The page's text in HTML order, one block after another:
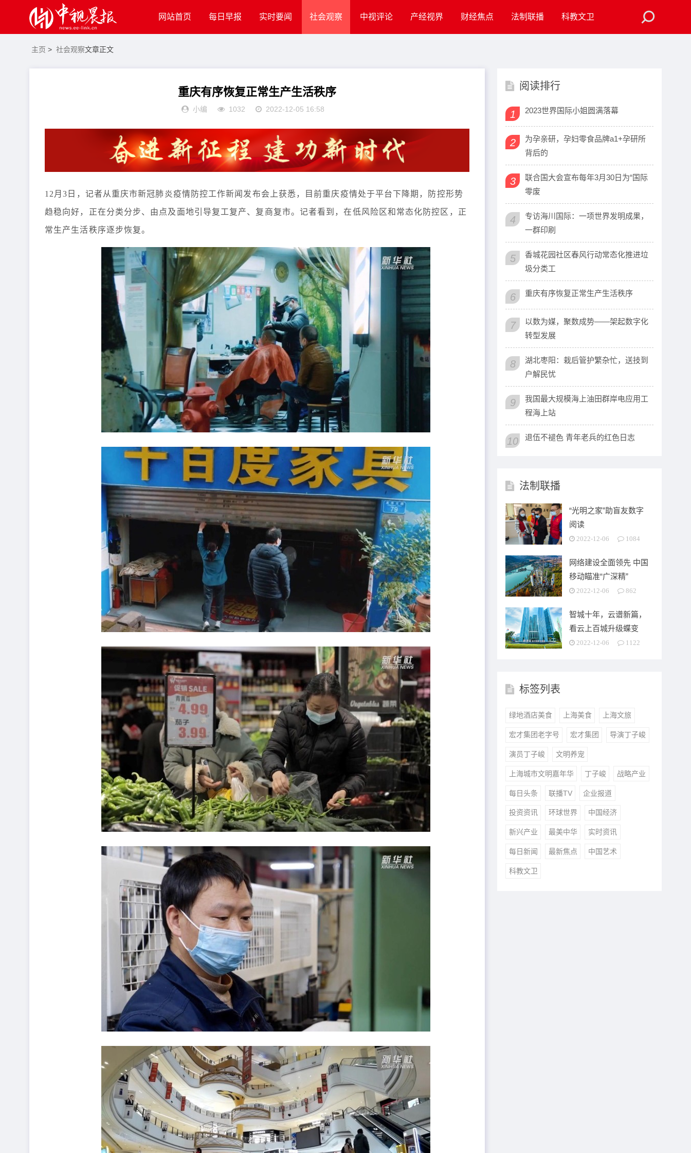
网站首页 每日早报 实时要闻 社会观察 中视评论 产经视界 财经焦点 法制联播 科教文卫
主页 > 社会观察文章正文
重庆有序恢复正常生产生活秩序
小编 1032 2022-12-05 16:58
12月3日，记者从重庆市新冠肺炎疫情防控工作新闻发布会上获悉，目前重庆疫情处于平台下降期，防控形势
趋稳向好，正在分类分步、由点及面地引导复工复产、复商复市。记者看到，在低风险区和常态化防控区，正
常生产生活秩序逐步恢复。
阅读排行
1 2023世界国际小姐圆满落幕
2
为孕亲研，孕妇零食品牌a1+孕研所
背后的
3
联合国大会宣布每年3月30日为“国际
零废
4
专访海川国际：一项世界发明成果，
一群印刷
5
香城花园社区春风行动常态化推进垃
圾分类工
6 重庆有序恢复正常生产生活秩序
7
以数为媒，聚数成势——架起数字化
转型发展
8
湖北枣阳：栽后管护繁杂忙，送技到
户解民忧
9
我国最大规模海上油田群岸电应用工
程海上站
10 退伍不褪色 青年老兵的红色日志
法制联播
“光明之家”助盲友数字
阅读
2022-12-06 1084
网络建设全面领先 中国
移动瞄准“广深精”
2022-12-06 862
智城十年，云谱新篇，
看云上百城升级蝶变
2022-12-06 1122
标签列表
绿地酒店美食 上海美食 上海文旅
宏才集团老字号 宏才集团 导演丁子峻
演员丁子峻 文明养宠
上海城市文明嘉年华 丁子峻 战略产业
每日头条 联播TV 企业报道
投资资讯 环球世界 中国经济
新兴产业 最美中华 实时资讯
每日新闻 最新焦点 中国艺术
科教文卫